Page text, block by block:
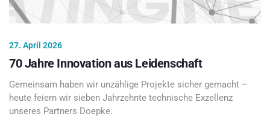
27. April 2026
70 Jahre Innovation aus Leidenschaft
Gemeinsam haben wir unzählige Projekte sicher gemacht –
heute feiern wir sieben Jahrzehnte technische Exzellenz
unseres Partners Doepke.